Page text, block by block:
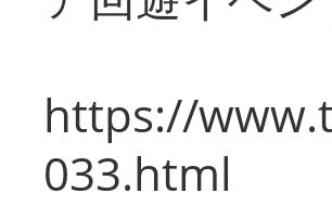
https://
033.html